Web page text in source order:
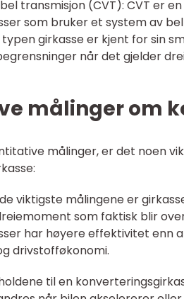
transmisjon (CVT): CVT er
som bruker et system av
girkasse er kjent for sin
når det gjelder
målinger om
målinger, er det noen
de viktigste målingene er
som faktisk blir
har høyere effektivitet enn
drivstofføkonomi.
til en